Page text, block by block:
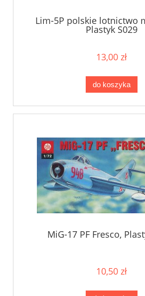
Lim-5P polskie lotnictwo
Plastyk S029
13,00 zł
do koszyka
MiG-17 PF Fresco,
10,50 zł